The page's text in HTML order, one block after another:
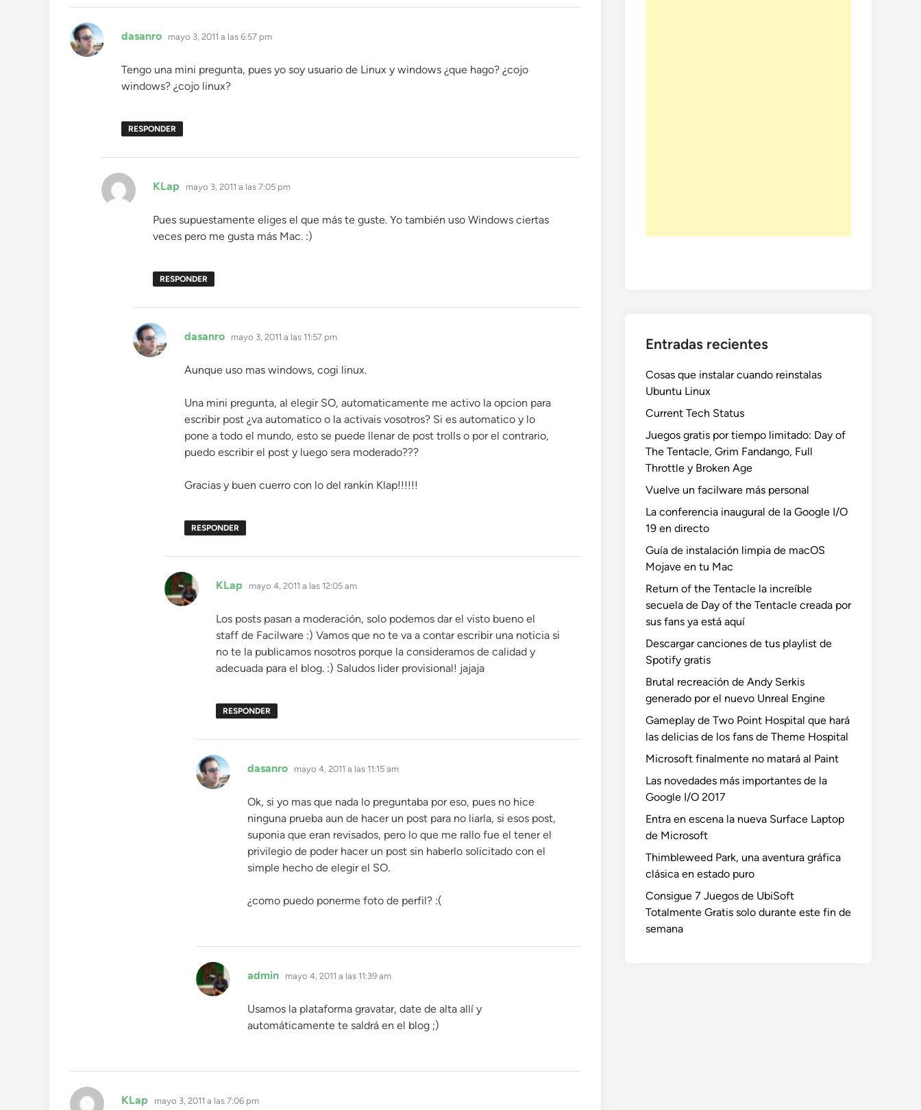
dasanro dice:
mayo 3, 2011 a las 6:57 pm
Tengo una mini pregunta, pues yo soy usuario de Linux y windows ¿que hago? ¿cojo
windows? ¿cojo linux?
RESPONDER
KLap dice:
mayo 3, 2011 a las 7:05 pm
Pues supuestamente eliges el que más te guste. Yo también uso Windows ciertas
veces pero me gusta más Mac. :)
RESPONDER
dasanro dice:
mayo 3, 2011 a las 11:57 pm
Aunque uso mas windows, cogi linux.
Una mini pregunta, al elegir SO, automaticamente me activo la opcion para
escribir post ¿va automatico o la activais vosotros? Si es automatico y lo
pone a todo el mundo, esto se puede llenar de post trolls o por el contrario,
puedo escribir el post y luego sera moderado???
Gracias y buen cuerro con lo del rankin Klap!!!!!!
RESPONDER
KLap dice:
mayo 4, 2011 a las 12:05 am
Los posts pasan a moderación, solo podemos dar el visto bueno el
staff de Facilware :) Vamos que no te va a contar escribir una noticia si
no te la publicamos nosotros porque la consideramos de calidad y
adecuada para el blog. :) Saludos lider provisional! jajaja
RESPONDER
dasanro dice:
mayo 4, 2011 a las 11:15 am
Ok, si yo mas que nada lo preguntaba por eso, pues no hice
ninguna prueba aun de hacer un post para no liarla, si esos post,
suponia que eran revisados, pero lo que me rallo fue el tener el
privilegio de poder hacer un post sin haberlo solicitado con el
simple hecho de elegir el SO.
¿como puedo ponerme foto de perfil? :(
admin dice:
mayo 4, 2011 a las 11:39 am
Usamos la plataforma gravatar, date de alta allí y
automáticamente te saldrá en el blog ;)
KLap dice:
mayo 3, 2011 a las 7:06 pm
Entradas recientes
Cosas que instalar cuando reinstalas
Ubuntu Linux
Current Tech Status
Juegos gratis por tiempo limitado: Day of
The Tentacle, Grim Fandango, Full
Throttle y Broken Age
Vuelve un facilware más personal
La conferencia inaugural de la Google I/O
19 en directo
Guía de instalación limpia de macOS
Mojave en tu Mac
Return of the Tentacle la increíble
secuela de Day of the Tentacle creada por
sus fans ya está aquí
Descargar canciones de tus playlist de
Spotify gratis
Brutal recreación de Andy Serkis
generado por el nuevo Unreal Engine
Gameplay de Two Point Hospital que hará
las delicias de los fans de Theme Hospital
Microsoft finalmente no matará al Paint
Las novedades más importantes de la
Google I/O 2017
Entra en escena la nueva Surface Laptop
de Microsoft
Thimbleweed Park, una aventura gráfica
clásica en estado puro
Consigue 7 Juegos de UbiSoft
Totalmente Gratis solo durante este fin de
semana